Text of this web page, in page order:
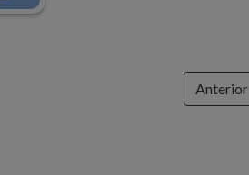
Anterior